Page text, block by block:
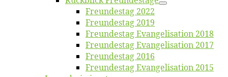
Freun­des­tag 2022
Freun­des­tag 2019
Freun­des­tag Evan­ge­li­sa­ti­on 2018
Freun­des­tag Evan­ge­li­sa­ti­on 2017
Freun­des­tag 2016
Freun­des­tag Evan­ge­li­sa­ti­on 2015